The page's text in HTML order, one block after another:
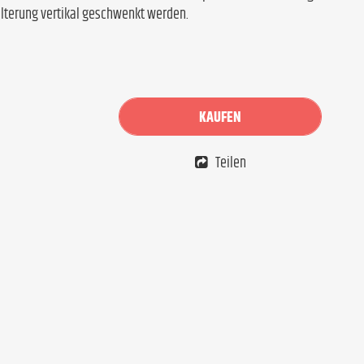
vertikal geschwenkt werden.
KAUFEN
Teilen